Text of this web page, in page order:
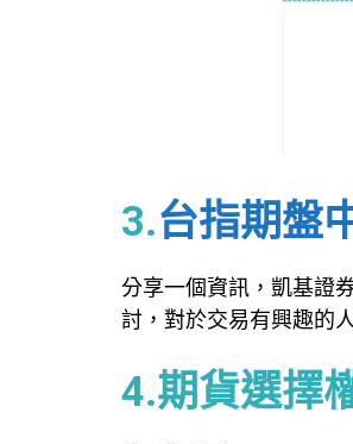
3.台指期盤
分享一個資訊，凱基證
討，對於交易有興趣的
4.期貨選擇